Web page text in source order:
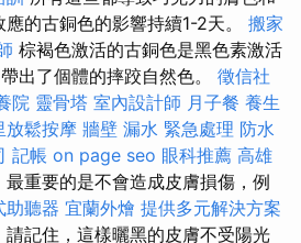
的古銅色的影響持續1-2天。 搬家
棕褐色激活的古銅色是黑色素激活
出了個體的摔跤自然色。 徵信社
院 靈骨塔 室內設計師 月子餐 養生
放鬆按摩 牆壁 漏水 緊急處理 防水
記帳 on page seo 眼科推薦 高雄
重要的是不會造成皮膚損傷，例
助聽器 宜蘭外燴 提供多元解決方案
請記住，這樣曬黑的皮膚不受陽光